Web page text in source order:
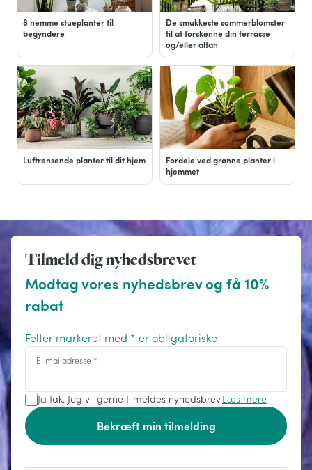
8 nemme stueplanter til
begyndere
De smukkeste sommerblomster
til at forskønne din terrasse
og/eller altan
Luftrensende planter til dit hjem
Fordele ved grønne planter i
hjemmet
Tilmeld dig nyhedsbrevet
Modtag vores nyhedsbrev og få 10%
rabat
Felter markeret med * er obligatoriske
E-mailadresse *
Ja tak. Jeg vil gerne tilmeldes nyhedsbrev.Læs mere
Bekræft min tilmelding